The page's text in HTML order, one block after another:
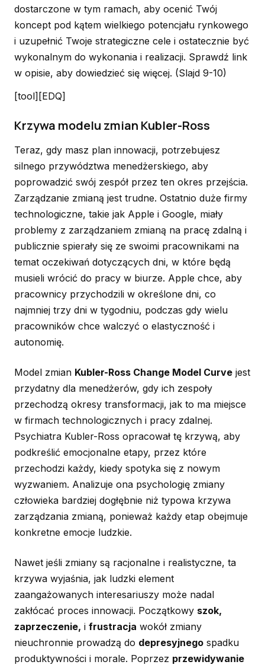
dostarczone w tym ramach, aby ocenić Twój
koncept pod kątem wielkiego potencjału rynkowego
i uzupełnić Twoje strategiczne cele i ostatecznie być
wykonalnym do wykonania i realizacji. Sprawdź link
w opisie, aby dowiedzieć się więcej. (Slajd 9-10)
[tool][EDQ]
Krzywa modelu zmian Kubler-Ross
Teraz, gdy masz plan innowacji, potrzebujesz
silnego przywództwa menedżerskiego, aby
poprowadzić swój zespół przez ten okres przejścia.
Zarządzanie zmianą jest trudne. Ostatnio duże firmy
technologiczne, takie jak Apple i Google, miały
problemy z zarządzaniem zmianą na pracę zdalną i
publicznie spierały się ze swoimi pracownikami na
temat oczekiwań dotyczących dni, w które będą
musieli wrócić do pracy w biurze. Apple chce, aby
pracownicy przychodzili w określone dni, co
najmniej trzy dni w tygodniu, podczas gdy wielu
pracowników chce walczyć o elastyczność i
autonomię.
Model zmian Kubler-Ross Change Model Curve jest
przydatny dla menedżerów, gdy ich zespoły
przechodzą okresy transformacji, jak to ma miejsce
w firmach technologicznych i pracy zdalnej.
Psychiatra Kubler-Ross opracował tę krzywą, aby
podkreślić emocjonalne etapy, przez które
przechodzi każdy, kiedy spotyka się z nowym
wyzwaniem. Analizuje ona psychologię zmiany
człowieka bardziej dogłębnie niż typowa krzywa
zarządzania zmianą, ponieważ każdy etap obejmuje
konkretne emocje ludzkie.
Nawet jeśli zmiany są racjonalne i realistyczne, ta
krzywa wyjaśnia, jak ludzki element
zaangażowanych interesariuszy może nadal
zakłócać proces innowacji. Początkowy szok,
zaprzeczenie, i frustracja wokół zmiany
nieuchronnie prowadzą do depresyjnego spadku
produktywności i morale. Poprzez przewidywanie